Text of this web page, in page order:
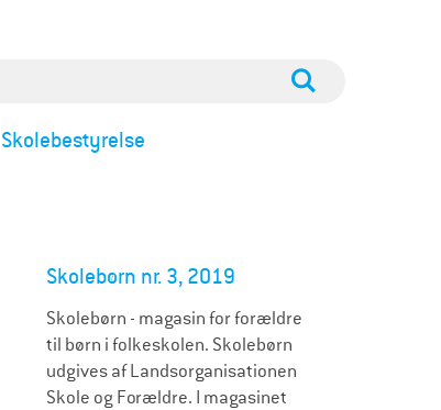
Skolebestyrelse
Skolebørn nr. 3, 2019
Skolebørn - magasin for forældre
til børn i folkeskolen. Skolebørn
udgives af Landsorganisationen
Skole og Forældre. I magasinet